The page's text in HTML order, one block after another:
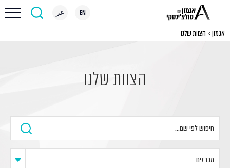
EN عر
אגמון > הצוות שלנו
הצוות שלנו